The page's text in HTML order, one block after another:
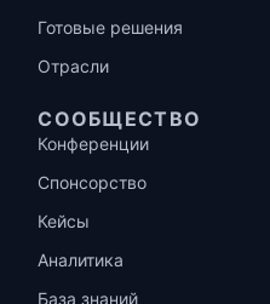
Готовые решения
Отрасли
СООБЩЕСТВО
Конференции
Спонсорство
Кейсы
Аналитика
База знаний